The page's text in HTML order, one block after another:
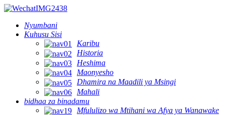
Nyumbani
Kuhusu Sisi
Karibu
Historia
Heshima
Maonyesho
Dhamira na Maadili ya Msingi
Mahali
bidhaa za binadamu
Mfululizo wa Mtihani wa Afya ya Wanawake